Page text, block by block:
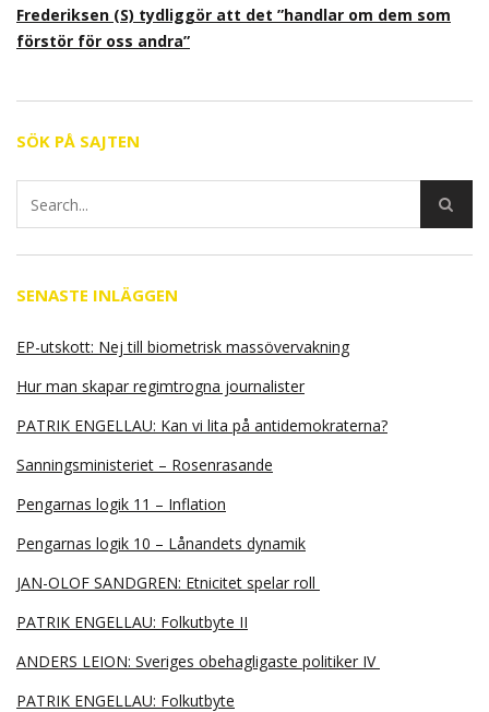
Frederiksen (S) tydliggör att det ”handlar om dem som
förstör för oss andra”
SÖK PÅ SAJTEN
SENASTE INLÄGGEN
EP-utskott: Nej till biometrisk massövervakning
Hur man skapar regimtrogna journalister
PATRIK ENGELLAU: Kan vi lita på antidemokraterna?
Sanningsministeriet – Rosenrasande
Pengarnas logik 11 – Inflation
Pengarnas logik 10 – Lånandets dynamik
JAN-OLOF SANDGREN: Etnicitet spelar roll
PATRIK ENGELLAU: Folkutbyte II
ANDERS LEION: Sveriges obehagligaste politiker IV
PATRIK ENGELLAU: Folkutbyte